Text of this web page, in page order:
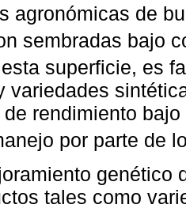
agronómicas de
sembradas bajo
superficie, es
variedades
rendimiento
por parte de
genético
tales como